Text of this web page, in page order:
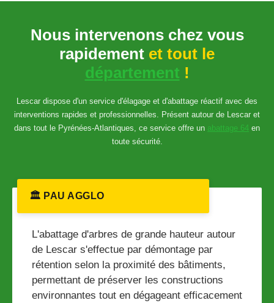
Nous intervenons chez vous
rapidement et tout le
département !
Lescar dispose d'un service d'élagage et d'abattage réactif avec des
interventions rapides et professionnelles. Présent autour de Lescar et
dans tout le Pyrénées-Atlantiques, ce service offre un abattage 64 en
toute sécurité.
🏛️ PAU AGGLO
L'abattage d'arbres de grande hauteur autour
de Lescar s'effectue par démontage par
rétention selon la proximité des bâtiments,
permettant de préserver les constructions
environnantes tout en dégageant efficacement